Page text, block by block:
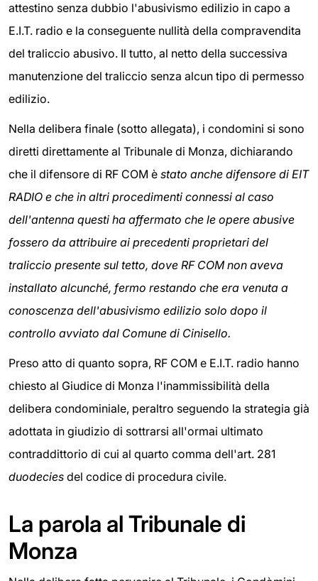
attestino senza dubbio l'abusivismo edilizio in capo a
E.I.T. radio e la conseguente nullità della compravendita
del traliccio abusivo. Il tutto, al netto della successiva
manutenzione del traliccio senza alcun tipo di permesso
edilizio.
Nella delibera finale (sotto allegata), i condomini si sono
diretti direttamente al Tribunale di Monza, dichiarando
che il difensore di RF COM è stato anche difensore di EIT
RADIO e che in altri procedimenti connessi al caso
dell'antenna questi ha affermato che le opere abusive
fossero da attribuire ai precedenti proprietari del
traliccio presente sul tetto, dove RF COM non aveva
installato alcunché, fermo restando che era venuta a
conoscenza dell'abusivismo edilizio solo dopo il
controllo avviato dal Comune di Cinisello.
Preso atto di quanto sopra, RF COM e E.I.T. radio hanno
chiesto al Giudice di Monza l'inammissibilità della
delibera condominiale, peraltro seguendo la strategia già
adottata in giudizio di sottrarsi all'ormai ultimato
contraddittorio di cui al quarto comma dell'art. 281
duodecies del codice di procedura civile.
La parola al Tribunale di
Monza